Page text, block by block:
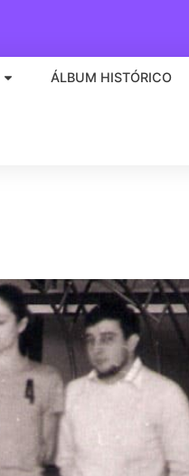
ÁLBUM HISTÓRICO